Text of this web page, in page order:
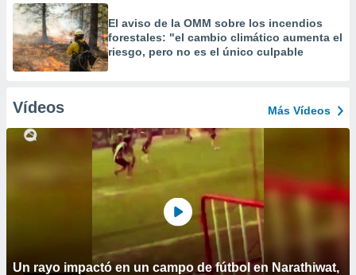
El aviso de la OMM sobre los incendios
forestales: "el cambio climático aumenta el
riesgo, pero no es el único culpable
Vídeos Más Vídeos
Un rayo impactó en un campo de fútbol en Narathiwat,